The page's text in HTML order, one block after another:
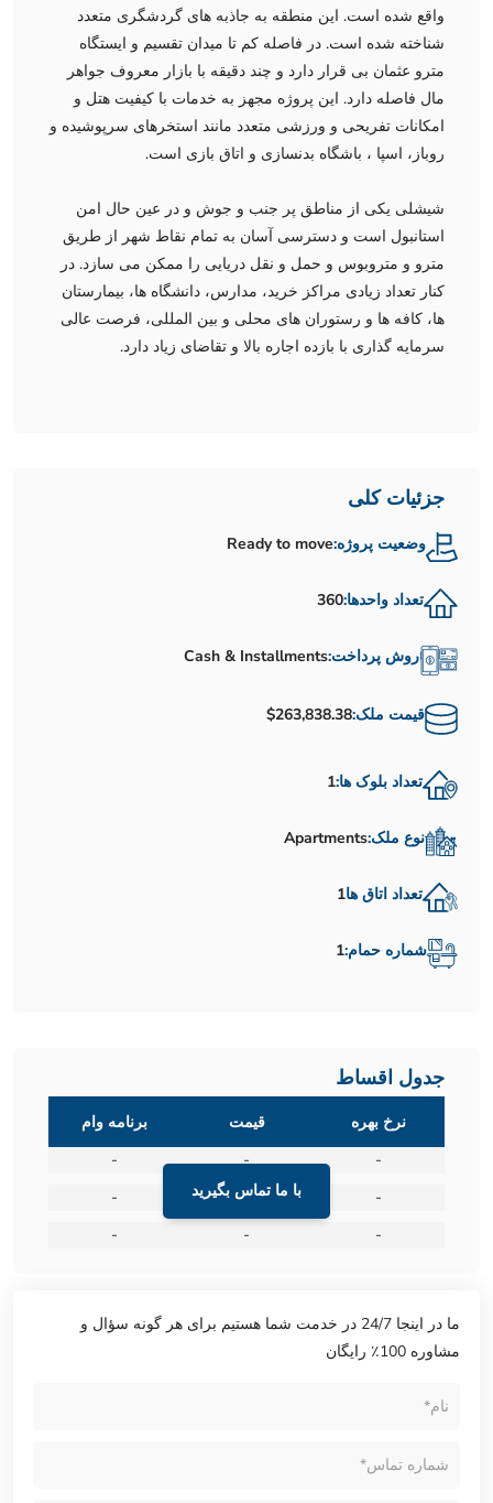
واقع شده است. این منطقه به جاذبه های گردشگری متعدد
شناخته شده است. در فاصله کم تا میدان تقسیم و ایستگاه
مترو عثمان بی قرار دارد و چند دقیقه با بازار معروف جواهر
مال فاصله دارد. این پروژه مجهز به خدمات با کیفیت هتل و
امکانات تفریحی و ورزشی متعدد مانند استخرهای سرپوشیده و
روباز، اسپا ، باشگاه بدنسازی و اتاق بازی است.
شیشلی یکی از مناطق پر جنب و جوش و در عین حال امن
استانبول است و دسترسی آسان به تمام نقاط شهر از طریق
مترو و متروبوس و حمل و نقل دریایی را ممکن می سازد. در
کنار تعداد زیادی مراکز خرید، مدارس، دانشگاه ها، بیمارستان
ها، کافه ها و رستوران های محلی و بین المللی، فرصت عالی
سرمایه گذاری با بازده اجاره بالا و تقاضای زیاد دارد.
جزئیات کلی
وضعیت پروژه:Ready to move
تعداد واحدها:360
روش پرداخت:Cash & Installments
قیمت ملک:$263,838.38
تعداد بلوک ها:1
نوع ملک:Apartments
تعداد اتاق ها1
شماره حمام:1
جدول اقساط
با ما تماس بگیرید
نرخ بهره قیمت
برنامه وام
-
-
-
-
-
-
-
-
-
ما در اینجا 24/7 در خدمت شما هستیم برای هر گونه سؤال و
مشاوره 100٪ رایگان